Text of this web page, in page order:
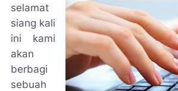
selamat
siang kali
ini kami
akan
berbagi
sebuah